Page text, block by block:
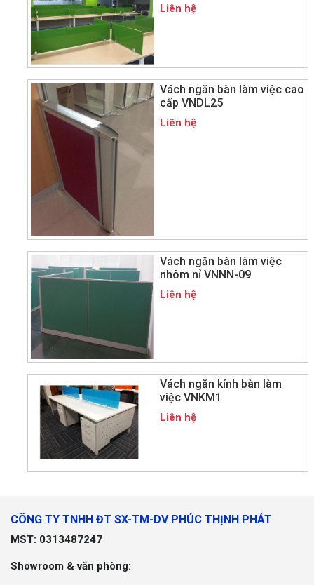
Liên hệ
Vách ngăn bàn làm việc cao
cấp VNDL25
Liên hệ
Vách ngăn bàn làm việc
nhôm nỉ VNNN-09
Liên hệ
Vách ngăn kính bàn làm
việc VNKM1
Liên hệ
CÔNG TY TNHH ĐT SX-TM-DV PHÚC THỊNH PHÁT
MST: 0313487247
Showroom & văn phòng: